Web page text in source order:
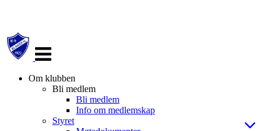
navigasjon
Om klubben
Bli medlem
Bli medlem
Info om medlemskap
Styret